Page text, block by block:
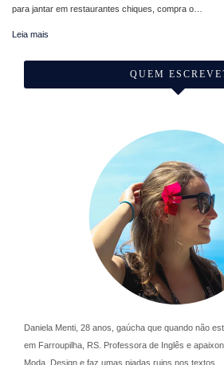
para jantar em restaurantes chiques, compra o…
Leia mais
QUEM
Daniela Menti, 28 anos, gaúcha que quando não
em Farroupilha, RS. Professora de Inglês e
Moda, Design e faz umas piadas ruins nos textos.